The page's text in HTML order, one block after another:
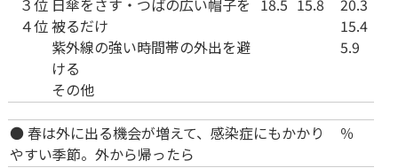
３位
４位
日傘をさす・つばの広い帽子を
被るだけ
紫外線の強い時間帯の外出を避
ける
その他
18.5 15.8
20.3
15.4
5.9
● 春は外に出る機会が増えて、感染症にもかかり
やすい季節。外から帰ったら
％